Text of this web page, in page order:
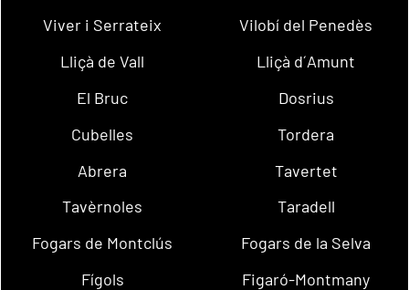
Viver i Serrateix
Vilobí del Penedès
Lliçà de Vall
Lliçà d´Amunt
El Bruc
Dosrius
Cubelles
Tordera
Abrera
Tavertet
Tavèrnoles
Taradell
Fogars de Montclús
Fogars de la Selva
Fígols
Figaró-Montmany